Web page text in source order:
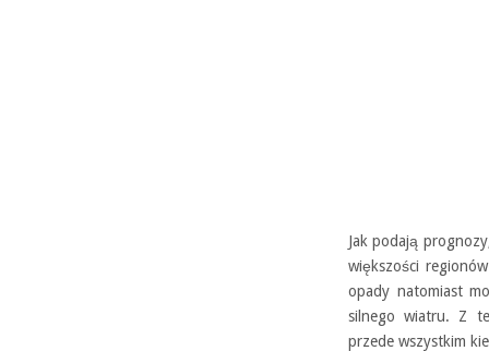
Jak podają
większości
opady natomiast
silnego wiatru. Z
przede wszystkim